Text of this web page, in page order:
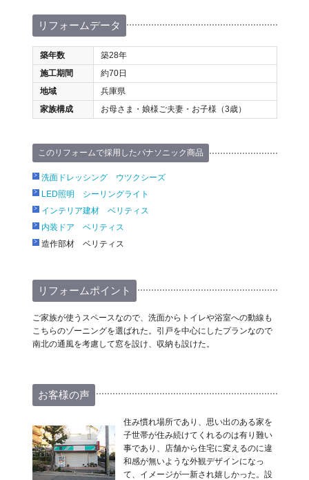
リフォームデータ
築年数
築28年
施工期間
約70日
地域
兵庫県
家族構成
お母さま・娘様ご夫妻・お子様（3歳）
このリフォームで採用したパナソニック商品
洗面ドレッシング ウツクシーズ
LED照明 シーリングライト
インテリア建材 ベリティス
内装ドア ベリティス
造作部材 ベリティス
リフォームポイント
ご家族が使うスペースなので、洗面からトイレや浴室への動線も
こちらのゾーニングを選ばれた。引戸を中心にしたプランなので
南北の通風を考慮して窓を設け、収納も設けた。
お客様の声
住み慣れ場所であり、思い出のある家を
子世帯が住み続けてくれるのは有り難い
事であり、店舗から住宅に変えるのに違
和感が無いような外観デザインになっ
て、イメージが一新され嬉しかった。設